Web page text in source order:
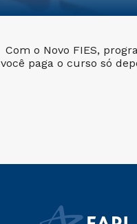
Com o Novo FIES,
você paga o curso só